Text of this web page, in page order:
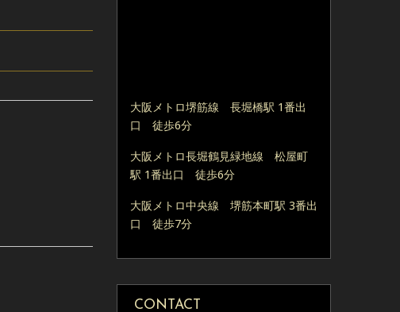
大阪メトロ堺筋線 長堀橋駅 1番出
口 徒歩6分
大阪メトロ長堀鶴見緑地線 松屋町
駅 1番出口 徒歩6分
大阪メトロ中央線 堺筋本町駅 3番出
口 徒歩7分
CONTACT